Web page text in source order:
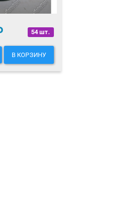
54 шт.
В КОРЗИНУ